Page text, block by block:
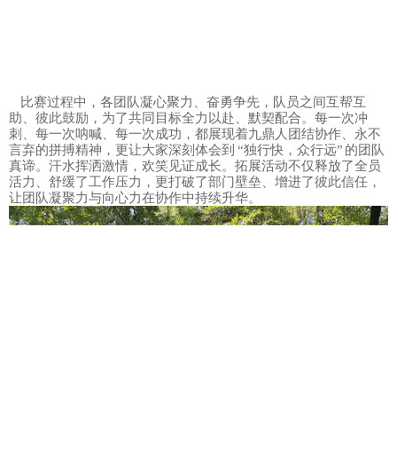
比赛过程中，各团队凝心聚力、奋勇争先，队员之间互帮互
助、彼此鼓励，为了共同目标全力以赴、默契配合。每一次冲
刺、每一次呐喊、每一次成功，都展现着九鼎人团结协作、永不
言弃的拼搏精神，更让大家深刻体会到 “独行快，众行远” 的团队
真谛。汗水挥洒激情，欢笑见证成长。拓展活动不仅释放了全员
活力、舒缓了工作压力，更打破了部门壁垒、增进了彼此信任，
让团队凝聚力与向心力在协作中持续升华。